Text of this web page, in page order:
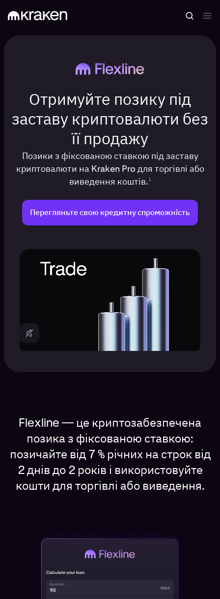
Отримуйте позику під
заставу криптовалюти без
її продажу
Позики з фіксованою ставкою під заставу
криптовалюти на Kraken Pro для торгівлі або
виведення коштів.1
Перегляньте свою кредитну спроможність
Flexline — це криптозабезпечена
позика з фіксованою ставкою:
позичайте від 7 % річних на строк від
2 днів до 2 років і використовуйте
кошти для торгівлі або виведення.